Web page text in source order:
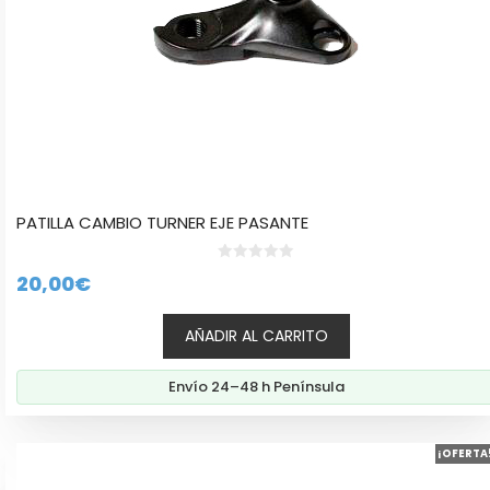
PATILLA CAMBIO TURNER EJE PASANTE
20,00€
AÑADIR AL CARRITO
Envío 24–48 h Península